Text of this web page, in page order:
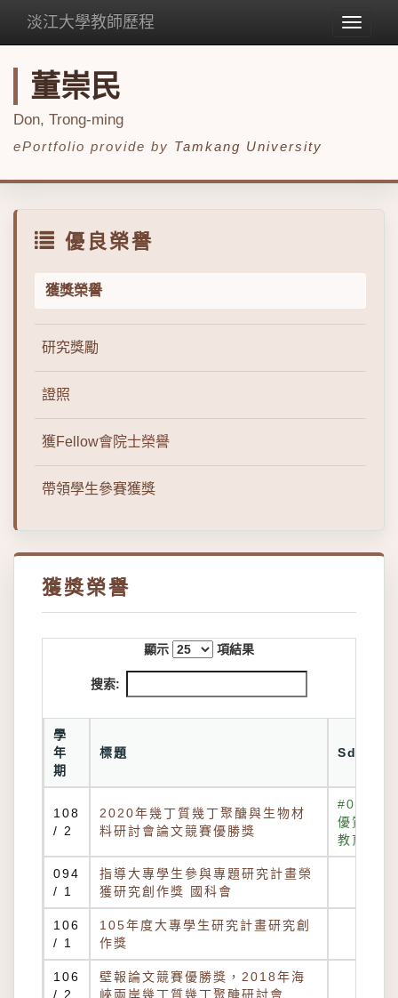
Toggle
淡江大學教師歷程
董崇民
Don, Trong-ming
ePortfolio provide by Tamkang University
優良榮譽
獲獎榮譽
研究獎勵
證照
獲Fellow會院士榮譽
帶領學生參賽獲獎
獲獎榮譽
顯示 項結果
搜索:
學
年
期
標題 Sdgs
108
/ 2
2020年幾丁質幾丁聚醣與生物材
料研討會論文競賽優勝獎
#04.
優質
教育
094
/ 1
指導大專學生參與專題研究計畫榮
獲研究創作獎 國科會
106
/ 1
105年度大專學生研究計畫研究創
作獎
106
/ 2
壁報論文競賽優勝獎，2018年海
峽兩岸幾丁質幾丁聚醣研討會